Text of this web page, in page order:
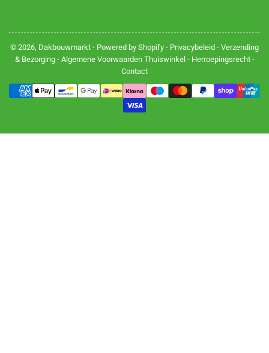
© 2026, Dakbouwmarkt - Powered by Shopify - Privacybeleid - Verzending
& Bezorging- Algemene Voorwaarden Thuiswinkel- Herroepingsrecht-
Contact
Betalingsmethoden